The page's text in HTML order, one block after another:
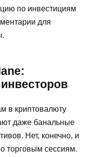
по инвестициям
для
в криптовалюту
даже банальные
Нет, конечно, и
торговым сессиям.